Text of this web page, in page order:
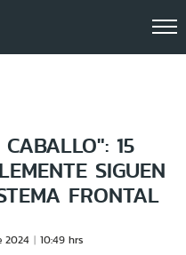
15
SIGUEN
FRONTAL
2024 10:49 hrs